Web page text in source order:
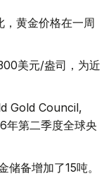
黄金价格在一周
美元/盎司，为近
Gold Council,
年第二季度全球央
备增加了15吨。